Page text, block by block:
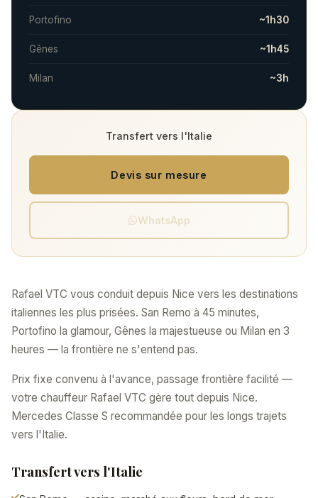
Rafael VTC vous conduit depuis Nice vers les destinations
italiennes les plus prisées. San Remo à 45 minutes,
Portofino la glamour, Gênes la majestueuse ou Milan en 3
heures — la frontière ne s'entend pas.
Prix fixe convenu à l'avance, passage frontière facilité —
votre chauffeur Rafael VTC gère tout depuis Nice.
Mercedes Classe S recommandée pour les longs trajets
vers l'Italie.
Transfert vers l'Italie
Portofino ~1h30
Gênes ~1h45
Milan ~3h
Transfert vers l'Italie
Devis sur mesure
WhatsApp